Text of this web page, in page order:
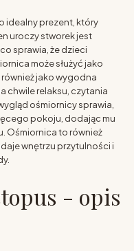
idealny prezent, który
uroczy stworek jest
sprawia, że dzieci
może służyć jako
jako wygodna
chwile relaksu, czytania
ośmiornicy sprawia,
pokoju, dodając mu
Ośmiornica to również
wnętrzu przytulności i
- opis